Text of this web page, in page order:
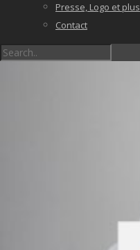
Presse, Logo et plus
Contact